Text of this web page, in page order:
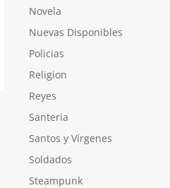
Novela
Nuevas Disponibles
Policias
Religion
Reyes
Santeria
Santos y Vírgenes
Soldados
Steampunk